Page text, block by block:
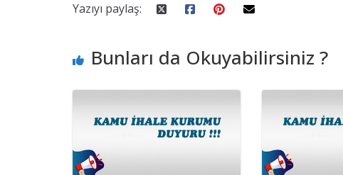
Yazıyı paylaş:
Bunları da Okuyabilirsiniz ?